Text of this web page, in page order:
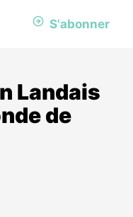
S'abonner
Landais
de